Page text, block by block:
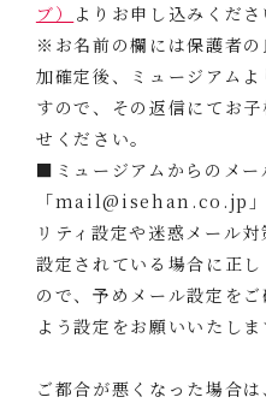
ブ）
よりお申し込みくださ
※お名前の欄には保護者
加確定後、ミュージアム
すので、その返信にてお
せください。
■ミュージアムからのメー
「mail@isehan.co.jp」
リティ設定や迷惑メール
設定されている場合に正
ので、予めメール設定を
よう設定をお願いいたしま
ご都合が悪くなった場合